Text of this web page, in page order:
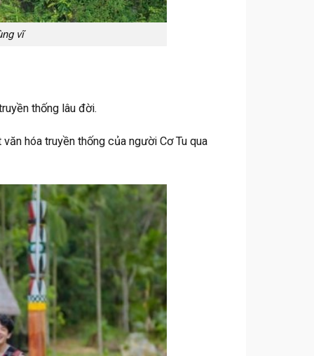
vĩ
thống lâu đời.
hóa truyền thống của người Cơ Tu qua